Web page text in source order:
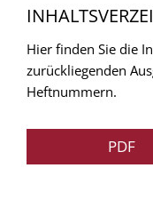
Hier finden Sie die
zurückliegenden
Heftnummern.
PDF